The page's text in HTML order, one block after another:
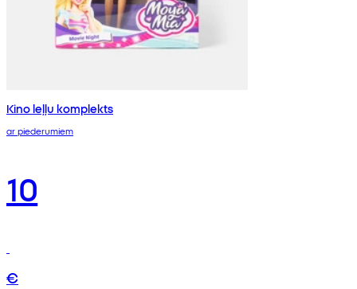
Kino leļļu komplekts
ar piederumiem
10
€